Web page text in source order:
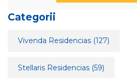
Categorii
Vivenda Residencias (127)
Stellaris Residencias (59)